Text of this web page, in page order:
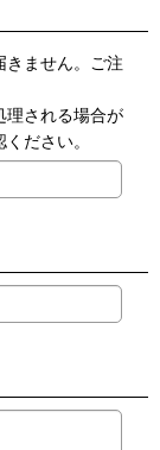
きません。ご注
理される場合が
ださい。